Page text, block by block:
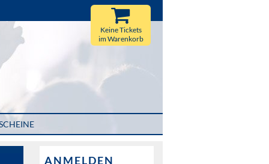
Keine Tickets
im Warenkorb
ANMELDEN